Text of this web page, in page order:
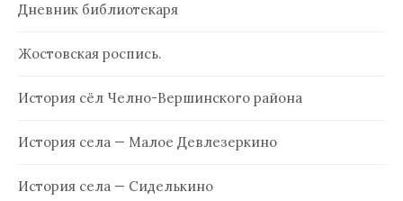
Дневник библиотекаря
Жостовская роспись.
История сёл Челно-Вершинского района
История села — Малое Девлезеркино
История села — Сиделькино